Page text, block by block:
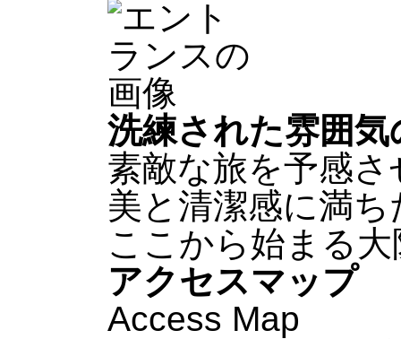
洗練された雰囲
素敵な旅を予感
美と清潔感に満
ここから始まる
アクセスマップ
Access Map